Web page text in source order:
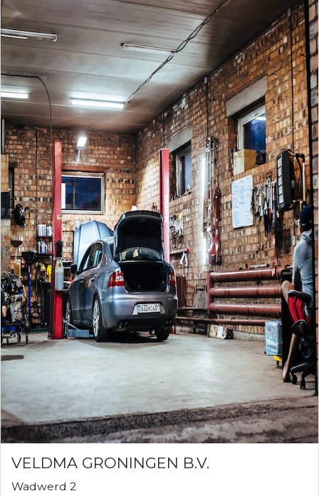
VELDMA GRONINGEN B.V.
Wadwerd 2